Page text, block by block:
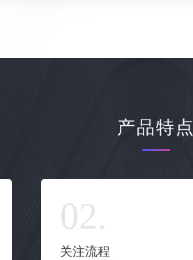
产品特点
关注流程